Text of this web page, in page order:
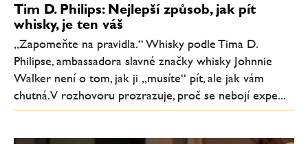
Tim D. Philips: Nejlepší způsob, jak pít
whisky, je ten váš
„Zapomeňte na pravidla.“ Whisky podle Tima D.
Philipse, ambassadora slavné značky whisky Johnnie
Walker není o tom, jak ji „musíte“ pít, ale jak vám
chutná. V rozhovoru prozrazuje, proč se nebojí expe...